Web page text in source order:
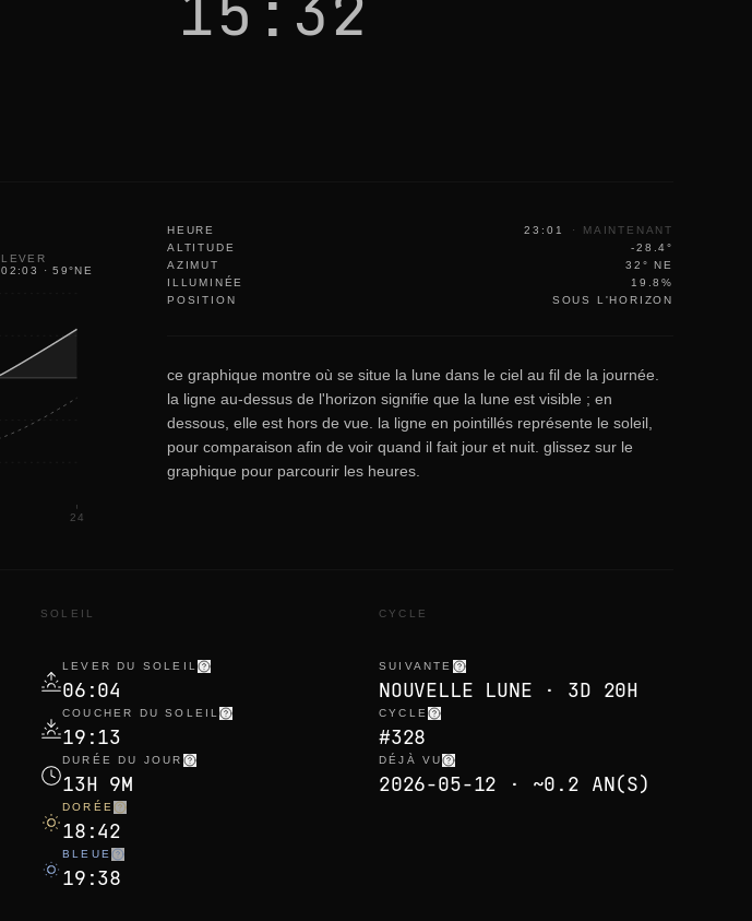
24
LEVER
02:03
· 59°NE
HEURE 23:01 · MAINTENANT
ALTITUDE
-28.4°
AZIMUT
32° NE
ILLUMINÉE
19.8%
POSITION
SOUS L'HORIZON
ce graphique montre où se situe la lune dans le ciel au fil de la journée.
la ligne au-dessus de l'horizon signifie que la lune est visible ; en
dessous, elle est hors de vue. la ligne en pointillés représente le soleil,
pour comparaison afin de voir quand il fait jour et nuit. glissez sur le
graphique pour parcourir les heures.
SOLEIL
LEVER DU SOLEIL
06:04
COUCHER DU SOLEIL
19:13
DURÉE DU JOUR
13H 9M
DORÉE
18:42
BLEUE
19:38
CYCLE
SUIVANTE
NOUVELLE LUNE · 3D 20H
CYCLE
#328
DÉJÀ VU
2026-05-12 · ~0.2 AN(S)